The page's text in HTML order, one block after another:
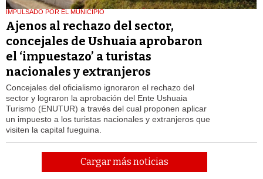
IMPULSADO POR EL MUNICIPIO
Ajenos al rechazo del sector,
concejales de Ushuaia aprobaron
el ‘impuestazo’ a turistas
nacionales y extranjeros
Concejales del oficialismo ignoraron el rechazo del
sector y lograron la aprobación del Ente Ushuaia
Turismo (ENUTUR) a través del cual proponen aplicar
un impuesto a los turistas nacionales y extranjeros que
visiten la capital fueguina.
Cargar más noticias